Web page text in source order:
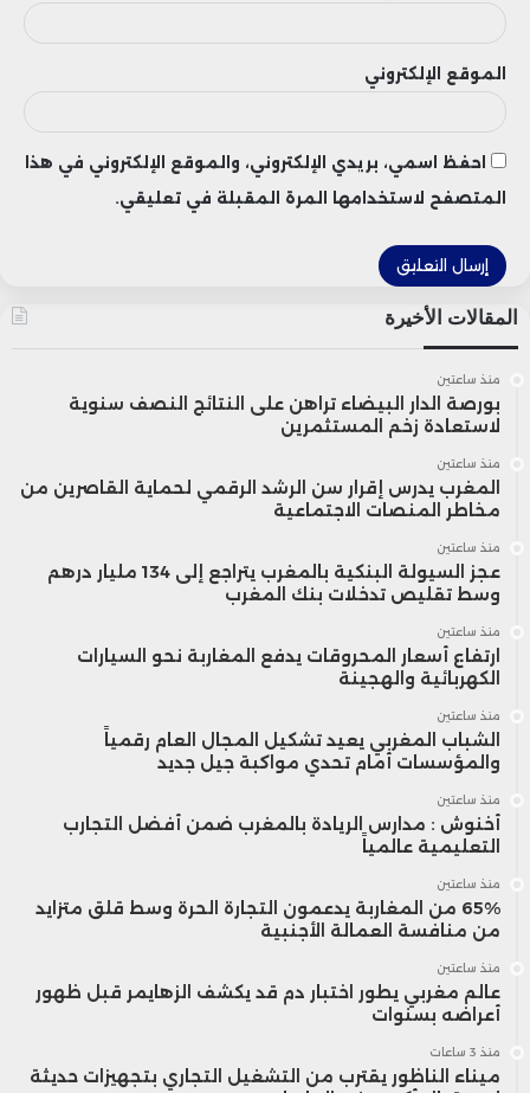
الموقع الإلكتروني
احفظ اسمي، بريدي الإلكتروني، والموقع الإلكتروني في هذا
المتصفح لاستخدامها المرة المقبلة في تعليقي.
المقالات الأخيرة
منذ ساعتين
بورصة الدار البيضاء تراهن على النتائج النصف سنوية
لاستعادة زخم المستثمرين
منذ ساعتين
المغرب يدرس إقرار سن الرشد الرقمي لحماية القاصرين من
مخاطر المنصات الاجتماعية
منذ ساعتين
عجز السيولة البنكية بالمغرب يتراجع إلى 134 مليار درهم
وسط تقليص تدخلات بنك المغرب
منذ ساعتين
ارتفاع أسعار المحروقات يدفع المغاربة نحو السيارات
الكهربائية والهجينة
منذ ساعتين
الشباب المغربي يعيد تشكيل المجال العام رقمياً
والمؤسسات أمام تحدي مواكبة جيل جديد
منذ ساعتين
أخنوش : مدارس الريادة بالمغرب ضمن أفضل التجارب
التعليمية عالمياً
منذ ساعتين
65% من المغاربة يدعمون التجارة الحرة وسط قلق متزايد
من منافسة العمالة الأجنبية
منذ ساعتين
عالم مغربي يطور اختبار دم قد يكشف الزهايمر قبل ظهور
أعراضه بسنوات
منذ 3 ساعات
ميناء الناظور يقترب من التشغيل التجاري بتجهيزات حديثة